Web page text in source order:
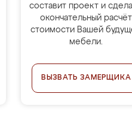
составит проект и
окончательный расчёт
стоимости Вашей
мебели.
ВЫЗВАТЬ ЗАМЕРЩИКА